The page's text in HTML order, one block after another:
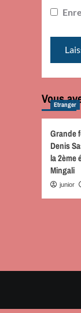
VousEtranger
Grande
Denis
la 2ème
Mingali
junior